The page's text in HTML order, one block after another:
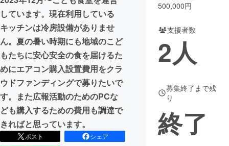
CAMPFIRE for Social Good
CAMPFIRE Creation
CAMPFIREふるさと納税machi-ya コミュニティ
しています。現在利用している
キッチンは冷房設備がありませ
ん。夏の暑い時期にも地域のこど
もたちに安心安全の食を届けるた
めにエアコン購入設置費用をクラ
ウドファンディングで募りたいで
す。また広報活動のためのPCな
ども購入するための費用も調達で
きればと思っています。
ポスト
シェア
500,000円
支援者数
2人
募集終了まで残
り
終了